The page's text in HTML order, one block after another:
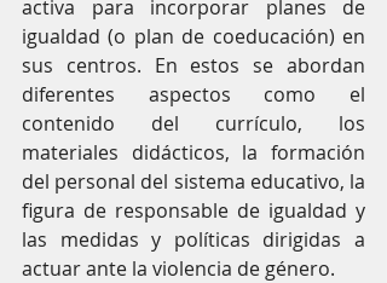
activa para incorporar planes de
igualdad (o plan de coeducación) en
sus centros. En estos se abordan
diferentes aspectos como el
contenido del currículo, los
materiales didácticos, la formación
del personal del sistema educativo, la
figura de responsable de igualdad y
las medidas y políticas dirigidas a
actuar ante la violencia de género.